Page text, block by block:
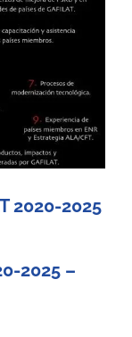
2020-2025
2025 –